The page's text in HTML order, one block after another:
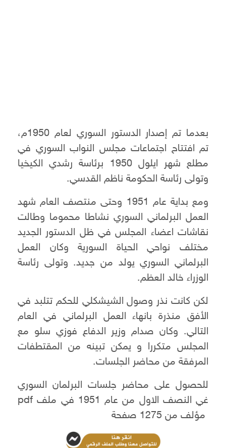
بعدما تم إصدار الدستور السوري لعام 1950م،
تم افتتاح اجتماعات مجلس النواب السوري في
مطلع شهر ايلول 1950 برئاسة رشدي الكيخيا
وتولى رئاسة الحكومة ناظم القدسي.
ومع بداية عام 1951 وحتى منتصف العام شهد
العمل البرلماني السوري نشاطا محموما وطالت
نقاشات اعضاء المجلس في ظل الدستور الجديد
مختلف نواحي الحياة السورية وكان العمل
البرلماني السوري يولد من جديد. وتولى رئاسة
الوزراء خالد العظم.
لكن كانت نذر وصول الشيشكلي للحكم تتلبد في
الأفق منذرة بانهاء العمل البرلماني في العام
التالي. وكان صدام وزير الدفاع فوزي سلو مع
المجلس متكررا و يمكن تبينه من المقتطفات
المرفقة من محاضر الجلسات.
للحصول على محاضر جلسات البرلمان السوري
غي النصف الاول من عام 1951 في ملف pdf
مؤلف من 1275 صفحة